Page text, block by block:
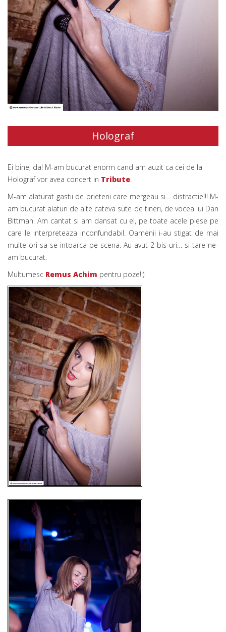
Holograf
Ei bine, da! M-am bucurat enorm cand am auzit ca cei de la
Holograf vor avea concert in Tribute.
M-am alaturat gastii de prieteni care mergeau si… distractie!!! M-
am bucurat alaturi de alte cateva sute de tineri, de vocea lui Dan
Bittman. Am cantat si am dansat cu el, pe toate acele piese pe
care le interpreteaza inconfundabil. Oamenii i-au stigat de mai
multe ori sa se intoarca pe scena. Au avut 2 bis-uri… si tare ne-
am bucurat.
Multumesc Remus Achim pentru poze!:)